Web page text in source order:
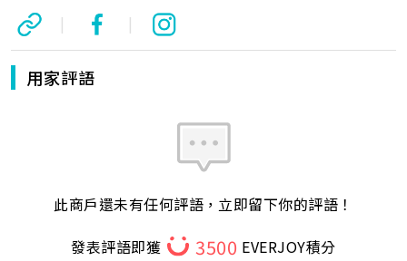
| |
用家評語
此商戶還未有任何評語，立即留下你的評語！
發表評語即獲
3500 EVERJOY積分